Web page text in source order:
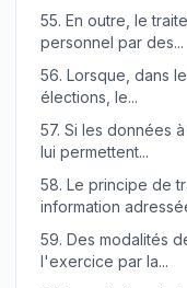
55. En outre, le
personnel par des...
56. Lorsque, dans
élections, le...
57. Si les données
lui permettent...
58. Le principe de
information
59. Des modalités
l'exercice par la...